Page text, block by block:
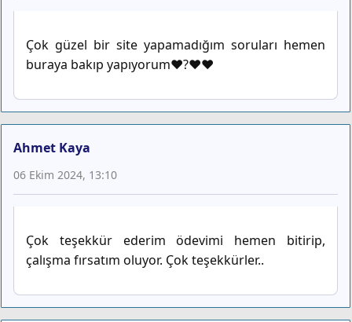
Çok güzel bir site yapamadığım soruları hemen
buraya bakıp yapıyorum❤️?❤️❤️
Ahmet Kaya
06 Ekim 2024, 13:10
Çok teşekkür ederim ödevimi hemen bitirip,
çalışma fırsatım oluyor. Çok teşekkürler..